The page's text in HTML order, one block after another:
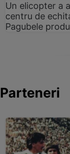
Un elicopter a
centru de
Pagubele
Parteneri